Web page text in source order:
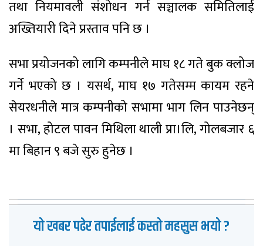
तथा नियमावली संशोधन गर्न सञ्चालक समितिलाई
अख्तियारी दिने प्रस्ताव पनि छ ।
सभा प्रयोजनको लागि कम्पनीले माघ १८ गते बुक क्लोज
गर्ने भएको छ । यसर्थ, माघ १७ गतेसम्म कायम रहने
सेयरधनीले मात्र कम्पनीको सभामा भाग लिन पाउनेछन्
। सभा, होटल पावन मिथिला थाली प्रा।लि, गोलबजार ६
मा बिहान ९ बजे सुरु हुनेछ ।
यो खबर पढेर तपाईलाई कस्तो महसुस भयो ?